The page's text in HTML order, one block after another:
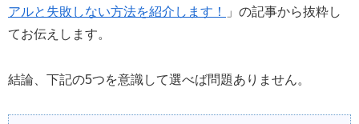
アルと失敗しない方法を紹介します！
」の記事から抜粋し
てお伝えします。
結論、下記の5つを意識して選べば問題ありません。